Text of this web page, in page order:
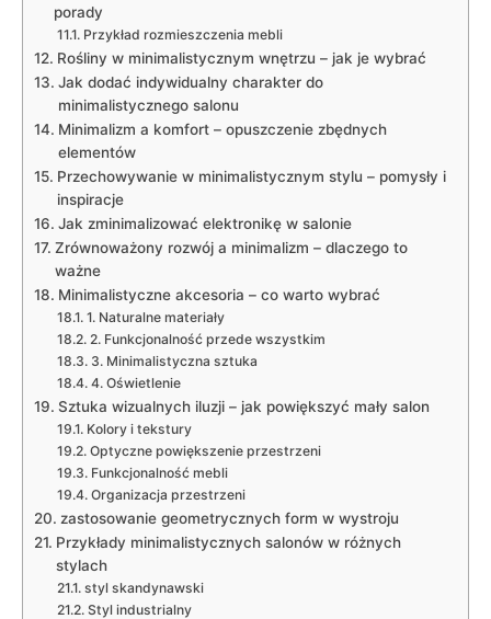
porady
Przykład rozmieszczenia mebli
Rośliny w minimalistycznym ⁢wnętrzu – jak⁤ je wybrać
Jak ⁢dodać indywidualny charakter do
minimalistycznego salonu
Minimalizm a komfort –‍ opuszczenie zbędnych
elementów
Przechowywanie ⁣w minimalistycznym stylu – pomysły i
inspiracje
Jak zminimalizować elektronikę w salonie
Zrównoważony ⁤rozwój a ⁣minimalizm – dlaczego to
ważne
Minimalistyczne akcesoria – ⁤co warto ⁤wybrać
1. Naturalne materiały
2. Funkcjonalność⁤ przede wszystkim
3. Minimalistyczna sztuka
4. Oświetlenie
Sztuka wizualnych ‌iluzji‌ – jak powiększyć mały salon
Kolory i tekstury
Optyczne⁤ powiększenie ​przestrzeni
Funkcjonalność mebli
Organizacja ‍przestrzeni
zastosowanie geometrycznych form⁣ w wystroju
Przykłady minimalistycznych salonów w⁤ różnych
stylach
styl skandynawski
Styl⁢ industrialny